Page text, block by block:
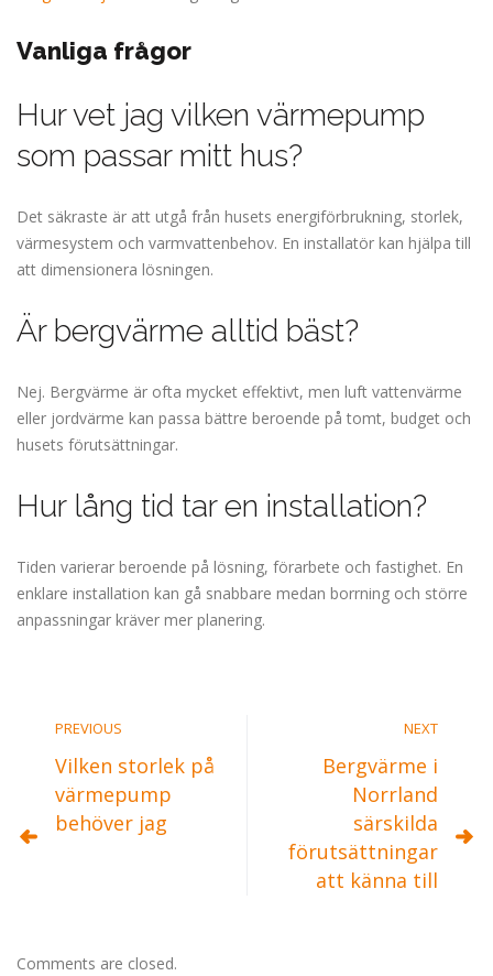
Vanliga frågor
Hur vet jag vilken värmepump
som passar mitt hus?
Det säkraste är att utgå från husets energiförbrukning, storlek,
värmesystem och varmvattenbehov. En installatör kan hjälpa till
att dimensionera lösningen.
Är bergvärme alltid bäst?
Nej. Bergvärme är ofta mycket effektivt, men luft vattenvärme
eller jordvärme kan passa bättre beroende på tomt, budget och
husets förutsättningar.
Hur lång tid tar en installation?
Tiden varierar beroende på lösning, förarbete och fastighet. En
enklare installation kan gå snabbare medan borrning och större
anpassningar kräver mer planering.
PREVIOUS
Vilken storlek på
värmepump
behöver jag
NEXT
Bergvärme i
Norrland
särskilda
förutsättningar
att känna till
Comments are closed.